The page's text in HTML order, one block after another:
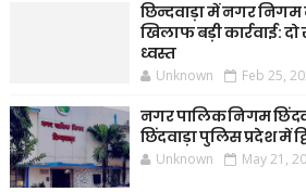
छिन्दवाड़ा में नगर
खिलाफ बड़ी कार्रवाई:
ध्वस्त
Unknown Feb 25,
नगर पालिक निगम
छिंदवाड़ा पुलिस प्रदेश में
Unknown May 21,